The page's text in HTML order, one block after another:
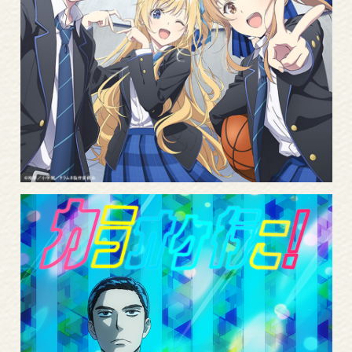
More
Read